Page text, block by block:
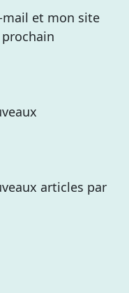
et mon site
articles par